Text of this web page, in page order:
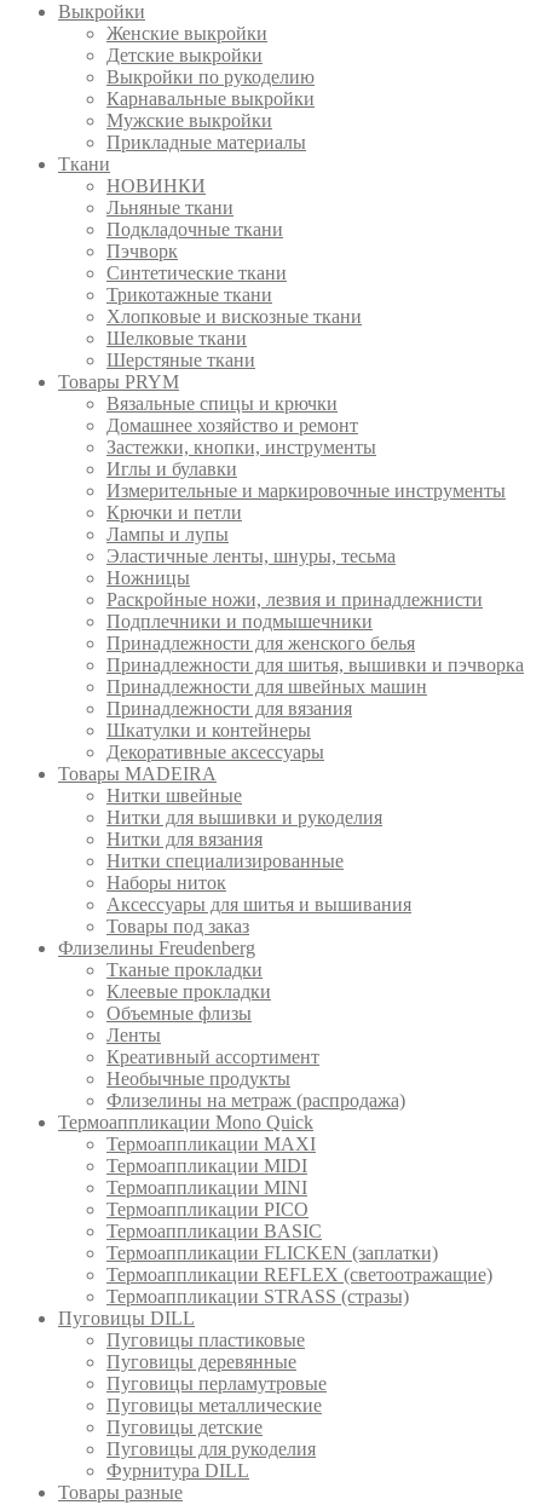
Выкройки
Женские выкройки
Детские выкройки
Выкройки по рукоделию
Карнавальные выкройки
Мужские выкройки
Прикладные материалы
Ткани
НОВИНКИ
Льняные ткани
Подкладочные ткани
Пэчворк
Синтетические ткани
Трикотажные ткани
Хлопковые и вискозные ткани
Шелковые ткани
Шерстяные ткани
Товары PRYM
Вязальные спицы и крючки
Домашнее хозяйство и ремонт
Застежки, кнопки, инструменты
Иглы и булавки
Измерительные и маркировочные инструменты
Крючки и петли
Лампы и лупы
Эластичные ленты, шнуры, тесьма
Ножницы
Раскройные ножи, лезвия и принадлежнисти
Подплечники и подмышечники
Принадлежности для женского белья
Принадлежности для шитья, вышивки и пэчворка
Принадлежности для швейных машин
Принадлежности для вязания
Шкатулки и контейнеры
Декоративные аксессуары
Товары MADEIRA
Нитки швейные
Нитки для вышивки и рукоделия
Нитки для вязания
Нитки специализированные
Наборы ниток
Аксессуары для шитья и вышивания
Товары под заказ
Флизелины Freudenberg
Тканые прокладки
Клеевые прокладки
Объемные флизы
Ленты
Креативный ассортимент
Необычные продукты
Флизелины на метраж (распродажа)
Термоаппликации Mono Quick
Термоаппликации MAXI
Термоаппликации MIDI
Термоаппликации MINI
Термоаппликации PICO
Термоаппликации BASIC
Термоаппликации FLICKEN (заплатки)
Термоаппликации REFLEX (светоотражащие)
Термоаппликации STRASS (стразы)
Пуговицы DILL
Пуговицы пластиковые
Пуговицы деревянные
Пуговицы перламутровые
Пуговицы металлические
Пуговицы детские
Пуговицы для рукоделия
Фурнитура DILL
Товары разные